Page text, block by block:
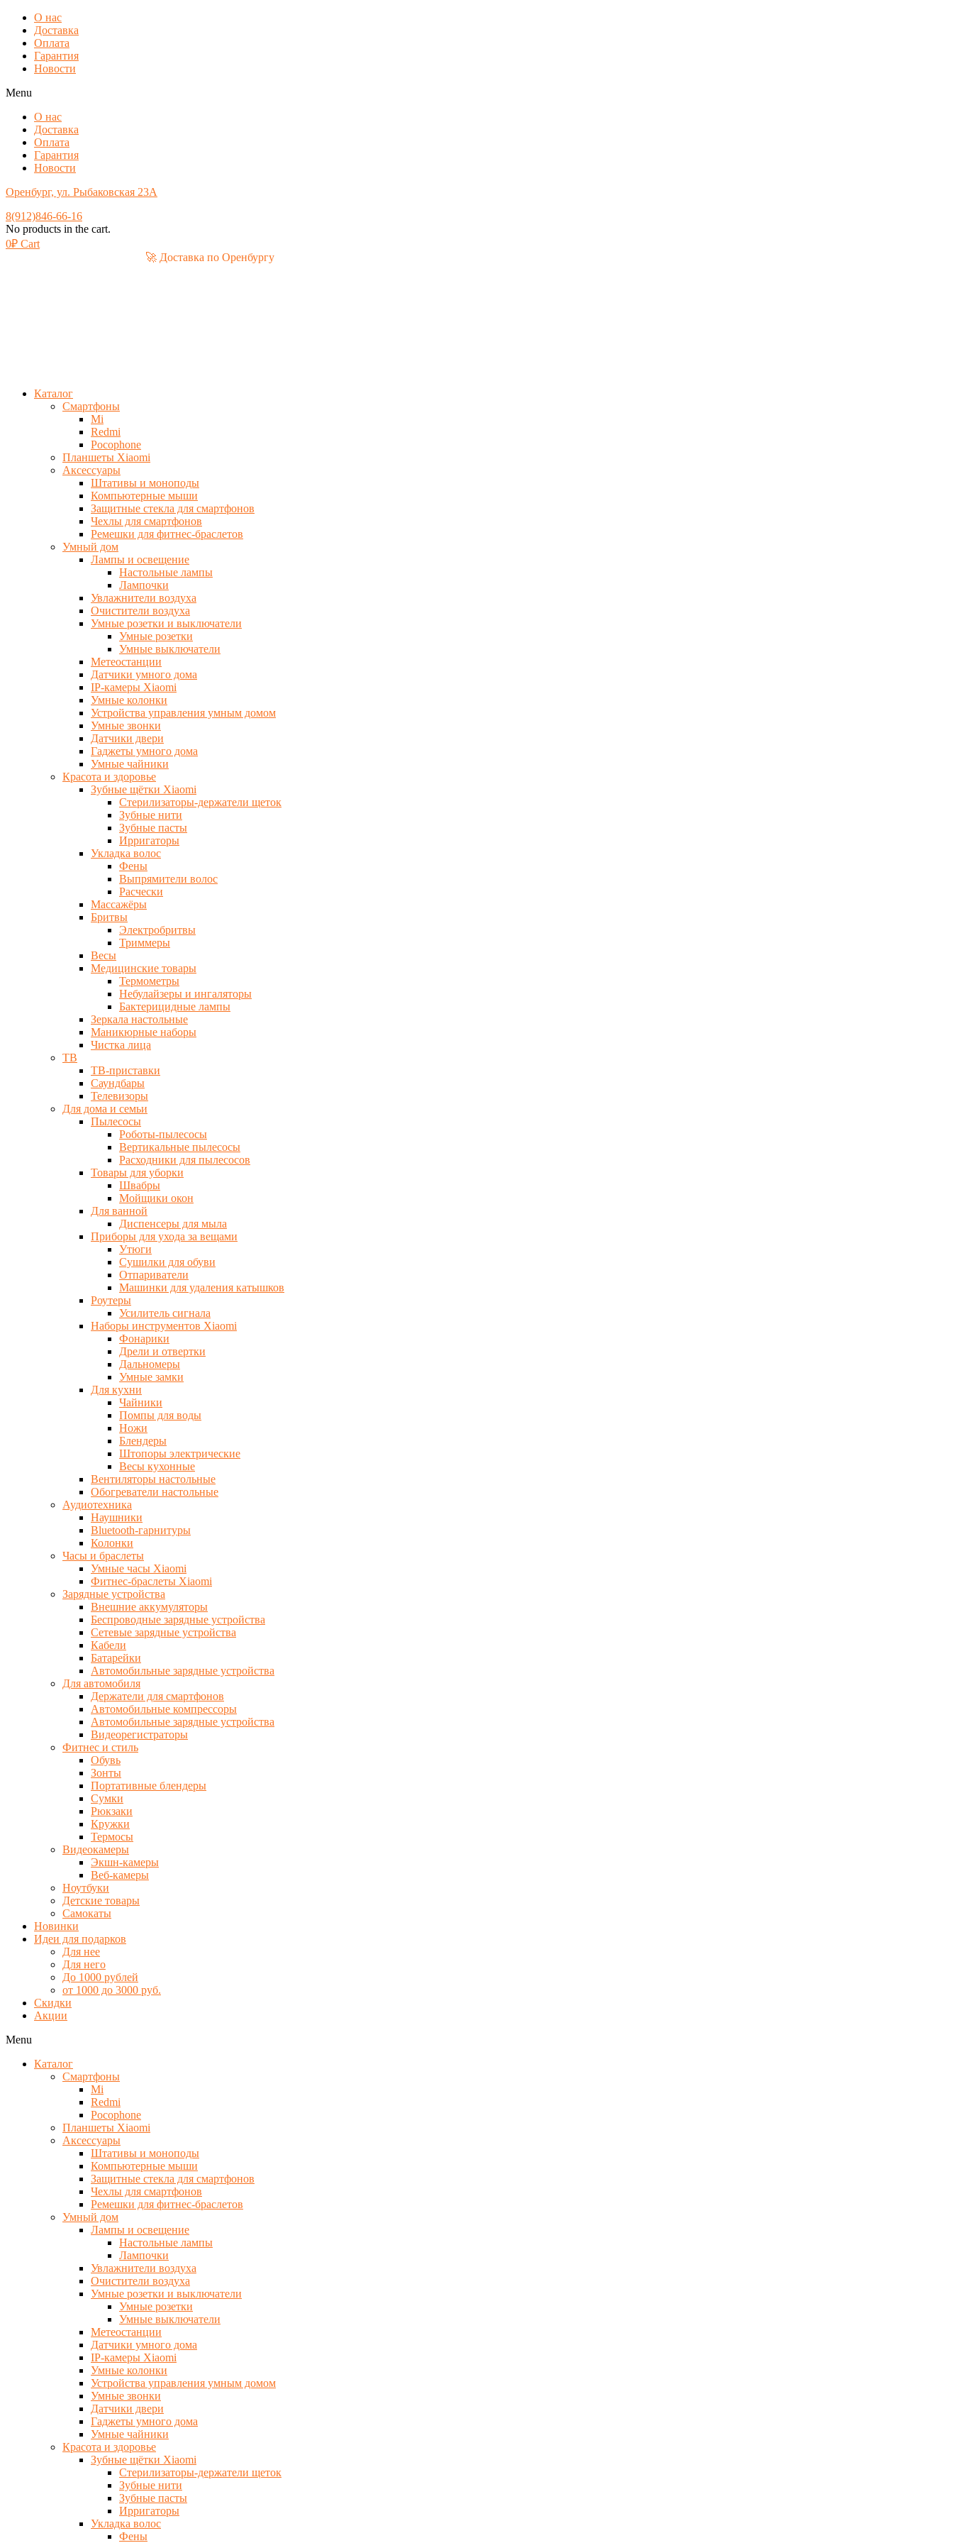
О нас
Доставка
Оплата
Гарантия
Новости
Menu
О нас
Доставка
Оплата
Гарантия
Новости
Оренбург, ул. Рыбаковская 23А
8(912)846-66-16
No products in the cart.
0₽ Cart
🚀 Доставка по Оренбургу
Каталог
Смартфоны
Mi
Redmi
Pocophone
Планшеты Xiaomi
Аксессуары
Штативы и моноподы
Компьютерные мыши
Защитные стекла для смартфонов
Чехлы для смартфонов
Ремешки для фитнес-браслетов
Умный дом
Лампы и освещение
Настольные лампы
Лампочки
Увлажнители воздуха
Очистители воздуха
Умные розетки и выключатели
Умные розетки
Умные выключатели
Метеостанции
Датчики умного дома
IP-камеры Xiaomi
Умные колонки
Устройства управления умным домом
Умные звонки
Датчики двери
Гаджеты умного дома
Умные чайники
Красота и здоровье
Зубные щётки Xiaomi
Стерилизаторы-держатели щеток
Зубные нити
Зубные пасты
Ирригаторы
Укладка волос
Фены
Выпрямители волос
Расчески
Массажёры
Бритвы
Электробритвы
Триммеры
Весы
Медицинские товары
Термометры
Небулайзеры и ингаляторы
Бактерицидные лампы
Зеркала настольные
Маникюрные наборы
Чистка лица
ТВ
ТВ-приставки
Саундбары
Телевизоры
Для дома и семьи
Пылесосы
Роботы-пылесосы
Вертикальные пылесосы
Расходники для пылесосов
Товары для уборки
Швабры
Мойщики окон
Для ванной
Диспенсеры для мыла
Приборы для ухода за вещами
Утюги
Сушилки для обуви
Отпариватели
Машинки для удаления катышков
Роутеры
Усилитель сигнала
Наборы инструментов Xiaomi
Фонарики
Дрели и отвертки
Дальномеры
Умные замки
Для кухни
Чайники
Помпы для воды
Ножи
Блендеры
Штопоры электрические
Весы кухонные
Вентиляторы настольные
Обогреватели настольные
Аудиотехника
Наушники
Bluetooth-гарнитуры
Колонки
Часы и браслеты
Умные часы Xiaomi
Фитнес-браслеты Xiaomi
Зарядные устройства
Внешние аккумуляторы
Беспроводные зарядные устройства
Сетевые зарядные устройства
Кабели
Батарейки
Автомобильные зарядные устройства
Для автомобиля
Держатели для смартфонов
Автомобильные компрессоры
Автомобильные зарядные устройства
Видеорегистраторы
Фитнес и стиль
Обувь
Зонты
Портативные блендеры
Сумки
Рюкзаки
Кружки
Термосы
Видеокамеры
Экшн-камеры
Веб-камеры
Ноутбуки
Детские товары
Самокаты
Новинки
Идеи для подарков
Для нее
Для него
До 1000 рублей
от 1000 до 3000 руб.
Скидки
Акции
Menu
Каталог
Смартфоны
Mi
Redmi
Pocophone
Планшеты Xiaomi
Аксессуары
Штативы и моноподы
Компьютерные мыши
Защитные стекла для смартфонов
Чехлы для смартфонов
Ремешки для фитнес-браслетов
Умный дом
Лампы и освещение
Настольные лампы
Лампочки
Увлажнители воздуха
Очистители воздуха
Умные розетки и выключатели
Умные розетки
Умные выключатели
Метеостанции
Датчики умного дома
IP-камеры Xiaomi
Умные колонки
Устройства управления умным домом
Умные звонки
Датчики двери
Гаджеты умного дома
Умные чайники
Красота и здоровье
Зубные щётки Xiaomi
Стерилизаторы-держатели щеток
Зубные нити
Зубные пасты
Ирригаторы
Укладка волос
Фены